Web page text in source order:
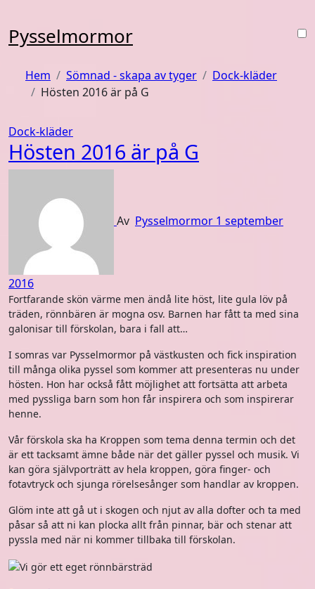
innehåll
Pysselmormor
Hem Sömnad - skapa av tyger
Dock-kläder
Hösten 2016 är på G
Dock-kläder
Hösten 2016 är på G
Av Pysselmormor 1 september
2016
Fortfarande skön värme men ändå lite höst, lite gula löv på
träden, rönnbären är mogna osv. Barnen har fått ta med sina
galonisar till förskolan, bara i fall att…
I somras var Pysselmormor på västkusten och fick inspiration
till många olika pyssel som kommer att presenteras nu under
hösten. Hon har också fått möjlighet att fortsätta att arbeta
med pyssliga barn som hon får inspirera och som inspirerar
henne.
Vår förskola ska ha Kroppen som tema denna termin och det
är ett tacksamt ämne både när det gäller pyssel och musik. Vi
kan göra självporträtt av hela kroppen, göra finger- och
fotavtryck och sjunga rörelsesånger som handlar av kroppen.
Glöm inte att gå ut i skogen och njut av alla dofter och ta med
påsar så att ni kan plocka allt från pinnar, bär och stenar att
pyssla med när ni kommer tillbaka till förskolan.